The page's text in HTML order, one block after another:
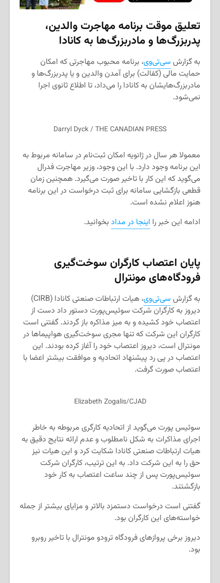
تعلیق موقت برنامه مهاجرت والدین،
پدربزرگ‌ها‌ و مادربزرگ‌ها به کانادا
به گزارش سی‌تی‌وی، برنامه محبوب مهاجرتی که امکان
حمایت مالی (کفالت) برای آمدن والدین و یا پدربزرگ‌ها و
مادربزرگ‌هایشان به کانادا را می‌داد، تا اطلاع ثانوی اجرا
نمی‌شود.
Darryl Dyck / THE CANADIAN PRESS
معمولا هر سال در ژانویه امکان ثبت‌نام در سامانه مربوط به
این برنامه وجود دارد. با این وجود، وزیر مهاجرت فدرال
می‌گوید که این کار با تاخیر صورت می‌گیرد. همچنین زمان
قطعی بازگشایی سامانه برای ثبت درخواست در این برنامه
هنوز اعلام نشده است.
ادامه این خبر را اینجا در مداد بخوانید.
پایان اعتصاب کارگران سوخت‌گیری
فرودگاه‌های مونترال
به گزارش سی‌تی‌وی
، هیات ارتباطات صنعتی کانادا (CIRB)
دیروز به کارگران شرکت سوئیس‌پورت دستور داد دست از
اعتصاب خود کشیده و به میز مذاکره باز گردند. گفتنی است
کارگران این شرکت که تنها مجری سوخت‌گیری هواپیماها در
مونترال است، دیروز اعتصاب خود را آغاز کرده بودند. این
اعتصاب در پی رد پیشنهاد اتحادیه و موافقت بیشتر اعضا با
اعتصاب صورت گرفت.
Elizabeth Zogalis/CJAD
سوئیس پورت می‌گوید از اتحادیه کارگری مربوطه به خاطر
اجرای مذاکرات به شکل نامطلوب و عدم ارائه نتایج دقیق به
هیات ارتباطات صنعتی کانادا شکایت کرد و این هیات نیز
حق را به این شرکت داد. به این ترتیب، کارگران شرکت
سوئیس‌پورت پس از چند ساعت اعتصاب به کار خود
بازگشتند.
گفتنی است درخواست دستمزد بالاتر و مزایای بیشتر از جمله
خواسته‌های این کارگران بود.
دیروز برخی پروازهای فرودگاه ترودو مونترال با تاخیر روبرو
بود.